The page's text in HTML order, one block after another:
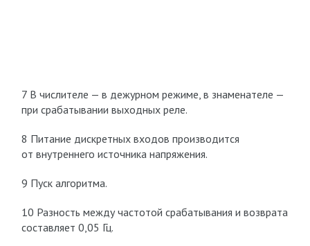
7 В числителе — в дежурном режиме, в знаменателе —
при срабатывании выходных реле.
8 Питание дискретных входов производится
от внутреннего источника напряжения.
9 Пуск алгоритма.
10 Разность между частотой срабатывания и возврата
составляет 0,05 Гц.